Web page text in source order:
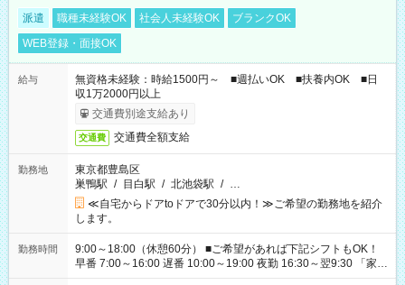
派遣 職種未経験OK 社会人未経験OK
ブランクOK
WEB登録・面接OK
給与
無資格未経験：時給1500円～ ■週払いOK ■扶養内OK ■日
収1万2000円以上
交通費別途支給あり
交通費 交通費全額支給
勤務地
東京都豊島区
巣鴨駅 / 目白駅 / 北池袋駅 / …
≪自宅からドアtoドアで30分以内！≫ご希望の勤務地を紹介
します。
勤務時間
9:00～18:00（休憩60分） ■ご希望があれば下記シフトもOK！
早番 7:00～16:00 遅番 10:00～19:00 夜勤 16:30～翌9:30 「家族
と休みを合わせたい」 「余裕を持って夕飯の準備がしたい」